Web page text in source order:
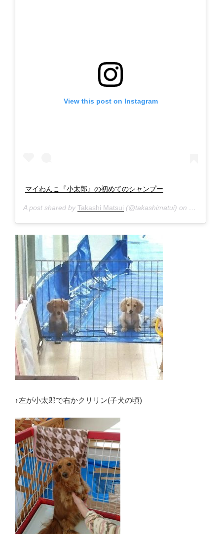
View this post on Instagram
マイわんこ『小太郎』の初めてのシャンプー
A post shared by Takashi Matsui (@takashimatui) on Jun 16,
↑左が小太郎で右かクリリン(子犬の頃)